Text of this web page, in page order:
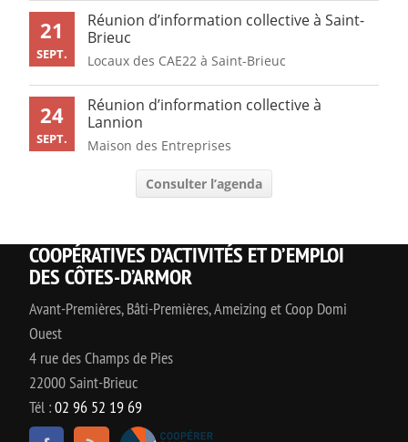
21
SEPT.
Réunion d’information collective à Saint-
Brieuc
Locaux des CAE22 à Saint-Brieuc
24
SEPT.
Réunion d’information collective à
Lannion
Maison des Entreprises
Consulter l’agenda
COOPÉRATIVES D’ACTIVITÉS ET D’EMPLOI
DES CÔTES-D’ARMOR
Avant-Premières, Bâti-Premières, Ameizing et Coop Domi
Ouest
4 rue des Champs de Pies
22000 Saint-Brieuc
Tél :02 96 52 19 69